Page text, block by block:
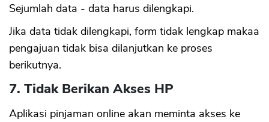
Sejumlah data - data harus dilengkapi.
Jika data tidak dilengkapi, form tidak lengkap makaa
pengajuan tidak bisa dilanjutkan ke proses
berikutnya.
7. Tidak Berikan Akses HP
Aplikasi pinjaman online akan meminta akses ke